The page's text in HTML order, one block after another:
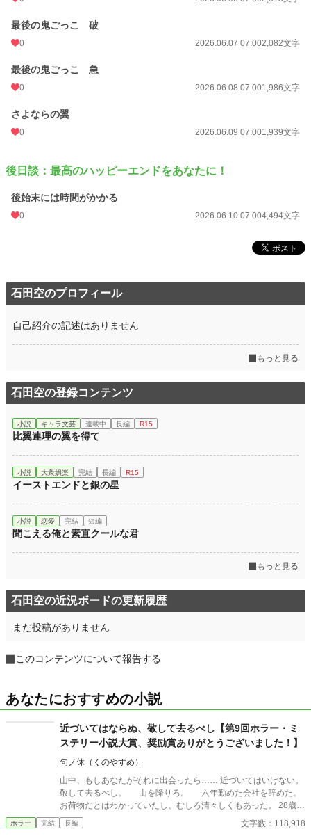
最後の鬼ごっこ 破
0 2026.06.07 07:002,082文字
最後の鬼ごっこ 急
0 2026.06.08 07:001,986文字
さよならの翼
0 2026.06.09 07:001,939文字
後日談：最高のハッピーエンドをあなたに！
後始末には時間がかかる
0 2026.06.10 07:004,494文字
石田空のプロフィール
自己紹介の記述はありません
もっと見る
石田空の登録コンテンツ
小説 キャラ文芸 連載中 長編 R15
比翼連理の翼を得て
小説 大衆娯楽 完結 長編 R15
イーストエンドと銀の星
小説 恋愛 完結 短編
聞こえる俺と素直クールな君
もっと見る
石田空の近況ボードの更新履歴
まだ投稿がありません
このコンテンツについて報告する
あなたにおすすめの小説
近づいてはならぬ、敬して去るべし【第9回ホラー・ミ
ステリー小説大賞、奨励賞ありがとうございました！】
句ノ休（くのやすめ）
山中、もしあなたがそれに出会ったら…… 近づいてはいけない。
敬して去るべし。 山を降りろ。 六年勤めた会社を辞めた。
お荷物だとはわかっていたし、むしろ清々しくもあった。 28歳の
コウイチには、仕事より大切なものがあった。 田舎歩きだ。そこ
大事なのが学生のときにかじった民俗学だ。廃集落、古い祠、忘
ホラー 完結 長編 文字数：118,918